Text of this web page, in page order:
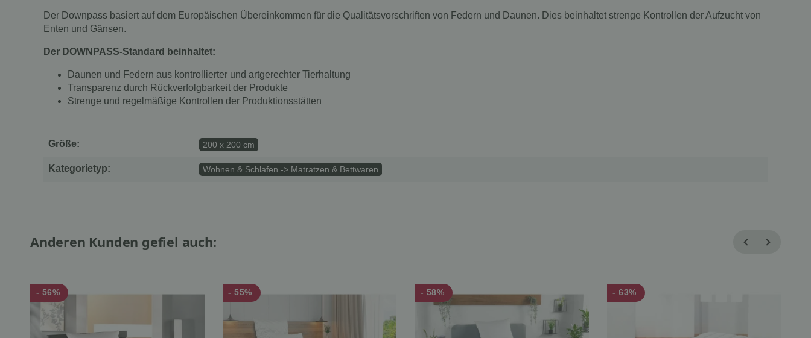
Der Downpass basiert auf dem Europäischen Übereinkommen für die Qualitätsvorschriften von Federn und Daunen. Dies beinhaltet strenge Kontrollen der Aufzucht von
Enten und Gänsen.
Der DOWNPASS-Standard beinhaltet:
Daunen und Federn aus kontrollierter und artgerechter Tierhaltung
Transparenz durch Rückverfolgbarkeit der Produkte
Strenge und regelmäßige Kontrollen der Produktionsstätten
Größe: 200 x 200 cm
Kategorietyp: Wohnen & Schlafen -> Matratzen & Bettwaren
Anderen Kunden gefiel auch:
- 56% - 55% - 58% - 63%